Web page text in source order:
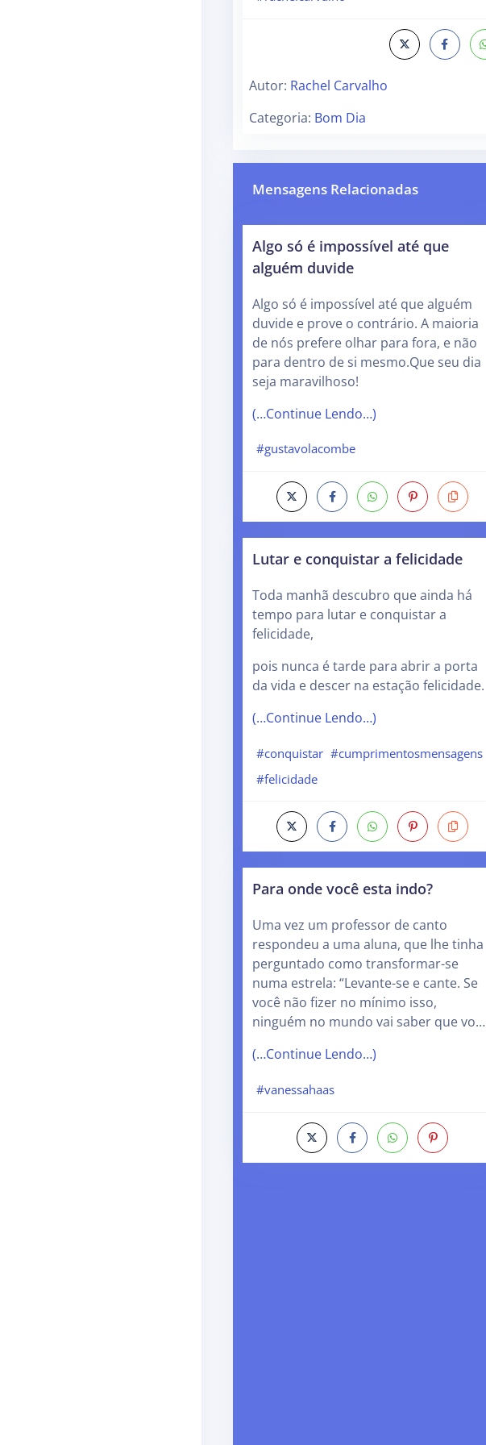
Autor: Rachel Carvalho
Categoria: Bom Dia
Mensagens Relacionadas
Algo só é impossível até que
alguém duvide
Algo só é impossível até que alguém
duvide e prove o contrário. A maioria
de nós prefere olhar para fora, e não
para dentro de si mesmo.Que seu dia
seja maravilhoso!
(…Continue Lendo…)
#gustavolacombe
Lutar e conquistar a felicidade
Toda manhã descubro que ainda há
tempo para lutar e conquistar a
felicidade,
pois nunca é tarde para abrir a porta
da vida e descer na estação felicidade.
(…Continue Lendo…)
#conquistar #cumprimentosmensagens
#felicidade
Para onde você esta indo?
Uma vez um professor de canto
respondeu a uma aluna, que lhe tinha
perguntado como transformar-se
numa estrela: “Levante-se e cante. Se
você não fizer no mínimo isso,
ninguém no mundo vai saber que vo…
(…Continue Lendo…)
#vanessahaas